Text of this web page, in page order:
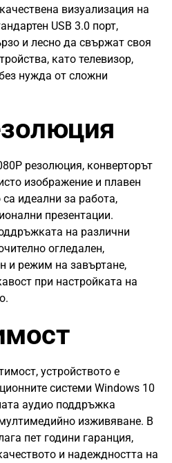
визуализация на
USB 3.0 порт,
и лесно да свържат своя
като телевизор,
нужда от сложни
резолюция, конверторът
изображение и плавен
идеални за работа,
презентации.
на различни
огледален,
и режим на завъртане,
при настройката на
устройството е
системи Windows 10
аудио поддръжка
изживяване. В
пет години гаранция,
и надеждността на